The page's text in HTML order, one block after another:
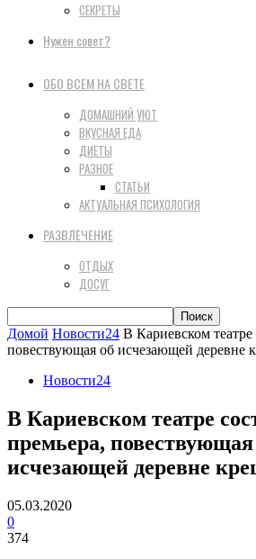
СЕКРЕТЫ
Нужен совет?
ОБО ВСЕМ НА СВЕТЕ
ДОМАШНИЙ УЮТ
ВКУСНАЯ ЕДА
ДИЕТЫ
РАЗНОЕ
СТАТЬИ
АКТУАЛЬНАЯ ПСИХОЛОГИЯ
РАЗВЛЕЧЕНИЕ
ОТДЫХ
ДОСУГ
Домой Новости24 В Кариевском театре
повествующая об исчезающей деревне
Новости24
В Кариевском театре
премьера, повествующая
исчезающей деревне
05.03.2020
0
374